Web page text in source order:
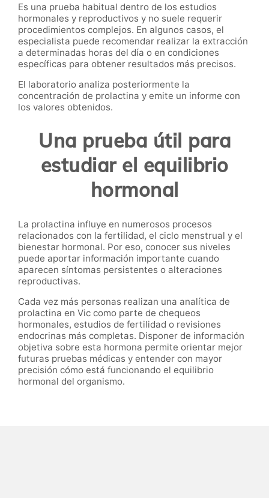
Es una prueba habitual dentro de los estudios
hormonales y reproductivos y no suele requerir
procedimientos complejos. En algunos casos, el
especialista puede recomendar realizar la extracción
a determinadas horas del día o en condiciones
específicas para obtener resultados más precisos.
El laboratorio analiza posteriormente la
concentración de prolactina y emite un informe con
los valores obtenidos.
Una prueba útil para
estudiar el equilibrio
hormonal
La prolactina influye en numerosos procesos
relacionados con la fertilidad, el ciclo menstrual y el
bienestar hormonal. Por eso, conocer sus niveles
puede aportar información importante cuando
aparecen síntomas persistentes o alteraciones
reproductivas.
Cada vez más personas realizan una analítica de
prolactina en Vic como parte de chequeos
hormonales, estudios de fertilidad o revisiones
endocrinas más completas. Disponer de información
objetiva sobre esta hormona permite orientar mejor
futuras pruebas médicas y entender con mayor
precisión cómo está funcionando el equilibrio
hormonal del organismo.